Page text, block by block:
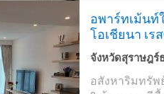
ห้องนอน ขนา
298 ตารางเม
โครงการ
ห้องเห็นวิวธร
จึงได้จัดสรร
ระเบียงบ้าน ส
โครงการที่ถูก
ในปี 2554 ข้อ
Residence &
Low Rise แล
จำนวน 421 ยู
ปลอดภัยตลอด
และปลอดภัยไ
ใกล้สถานที่สำ
อาทิเช่น สนา
Golf, วัดปลาย
อพาร์ทเม้นท์
โอเชียนา เร
จังหวัดสุราษฎร์
เม้นท์์
ระเบียง ·
อสังหาริมทรัพ